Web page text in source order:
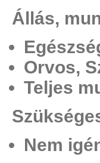
Állás,
Orvos,
Teljes
Nem